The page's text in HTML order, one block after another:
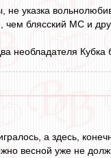
указка
блясский МС и
необладателя Кубка
а здесь,
весной уже не